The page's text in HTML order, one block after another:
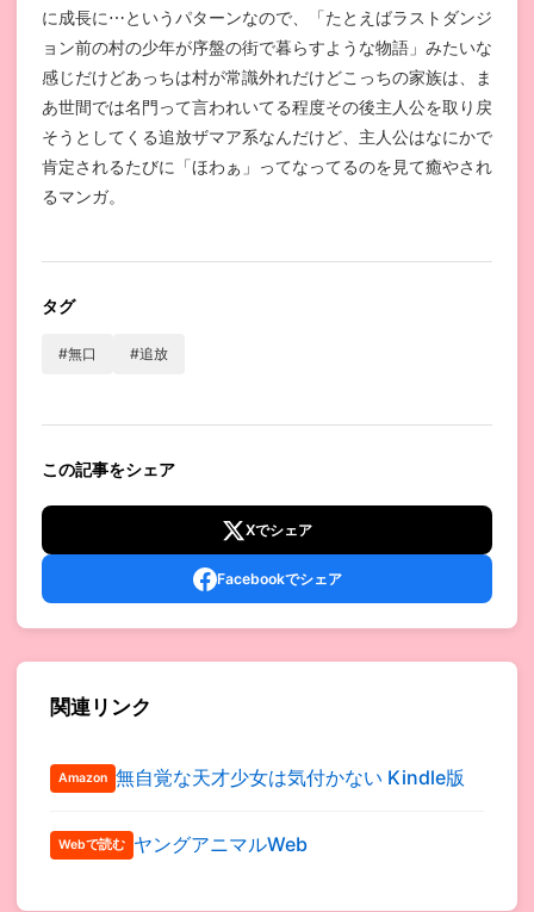
に成長に⋯というパターンなので、「たとえばラストダンジ
ョン前の村の少年が序盤の街で暮らすような物語」みたいな
感じだけどあっちは村が常識外れだけどこっちの家族は、ま
あ世間では名門って言われいてる程度その後主人公を取り戻
そうとしてくる追放ザマア系なんだけど、主人公はなにかで
肯定されるたびに「ほわぁ」ってなってるのを見て癒やされ
るマンガ。
タグ
#無口 #追放
この記事をシェア
Xでシェア
Facebookでシェア
関連リンク
Amazon 無自覚な天才少女は気付かない Kindle版
Webで読む ヤングアニマルWeb